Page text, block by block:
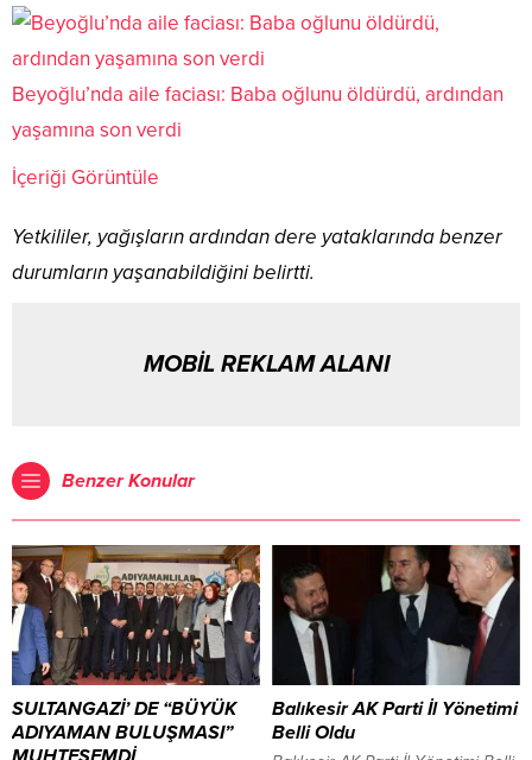
Beyoğlu’nda aile faciası: Baba oğlunu öldürdü, ardından
yaşamına son verdi
İçeriği Görüntüle
Yetkililer, yağışların ardından dere yataklarında benzer
durumların yaşanabildiğini belirtti.
MOBİL REKLAM ALANI
Benzer Konular
SULTANGAZİ’ DE “BÜYÜK
ADIYAMAN BULUŞMASI”
Balıkesir AK Parti İl Yönetimi
Belli Oldu